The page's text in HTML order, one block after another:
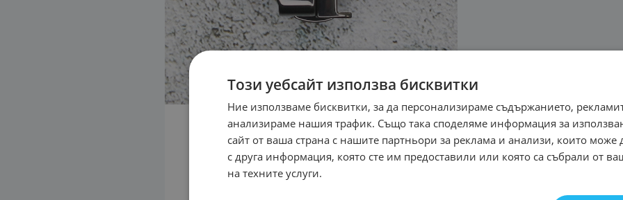
Този уебсайт използва бисквитки
Ние използваме бисквитки, за да персонализираме съдържанието,
анализираме нашия трафик. Също така споделяме информация за
сайт от ваша страна с нашите партньори за реклама и анализи, които може
с друга информация, която сте им предоставили или която са събрали от
на техните услуги.